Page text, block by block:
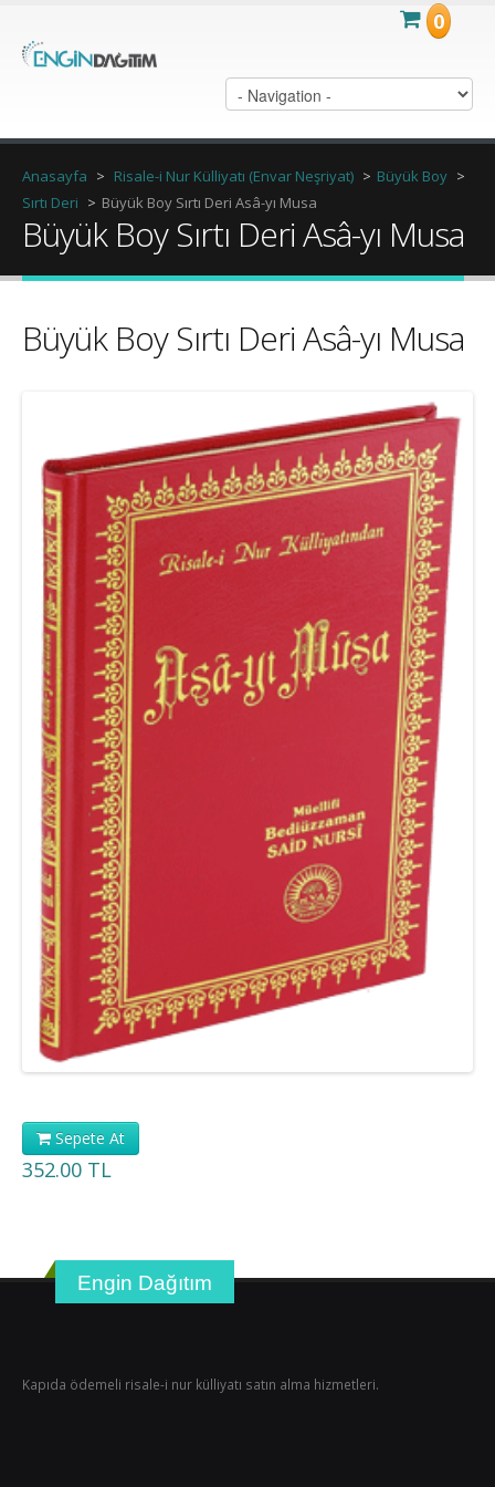
0
Anasayfa > Risale-i Nur Külliyatı (Envar Neşriyat) > Büyük Boy >
Sırtı Deri > Büyük Boy Sırtı Deri Asâ-yı Musa
Büyük Boy Sırtı Deri Asâ-yı Musa
Büyük Boy Sırtı Deri Asâ-yı Musa
Sepete At
352.00 TL
Engin Dağıtım
Kapıda ödemeli risale-i nur külliyatı satın alma hizmetleri.